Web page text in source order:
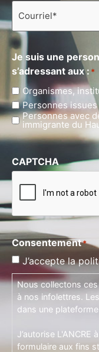
Courriel
Je suis une
s’adressant aux : *
Organismes,
Personnes
Personnes avec
immigrante du
CAPTCHA
Consentement*
J’accepte la
Nous collectons
à nos infolettres.
dans une plateforme
J’autorise
formulaire aux fins